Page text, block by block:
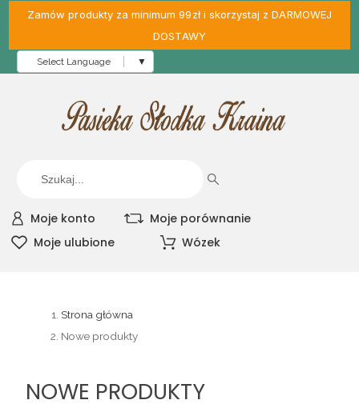
Zamów produkty za minimum 99zł i skorzystaj z DARMOWEJ
DOSTAWY
Select Language ▼
Moje konto
Moje porównanie
Moje ulubione
Wózek
Strona główna
Nowe produkty
NOWE PRODUKTY